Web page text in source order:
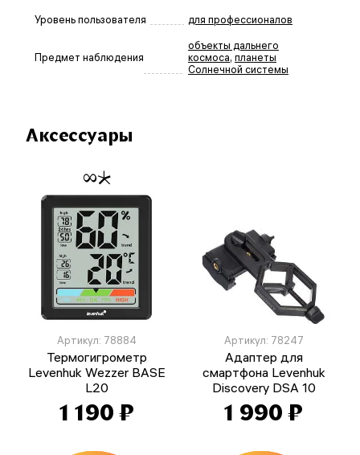
Уровень пользователя для профессионалов
Предмет наблюдения
объекты дальнего
космоса, планеты
Солнечной системы
Аксессуары
Артикул: 78884
Термогигрометр
Levenhuk Wezzer BASE
L20
1 190 ₽
Артикул: 78247
Адаптер для
смартфона Levenhuk
Discovery DSA 10
1 990 ₽